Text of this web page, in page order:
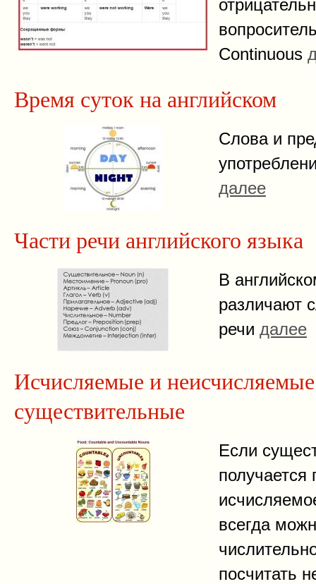
Continuous
Время суток на английском
Слова и
далее
Части речи английского языка
В
различают
речи далее
Исчисляемые и неисчисляемые
существительные
Если
получается
всегда
посчитать